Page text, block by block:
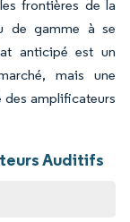
frontières de la
de gamme à se
anticipé est un
mais une
des amplificateurs
Auditifs